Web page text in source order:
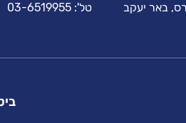
טל': 03-6519955